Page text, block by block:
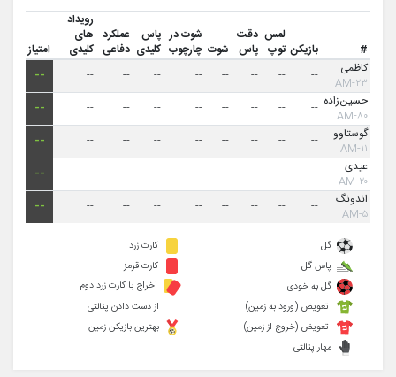
# بازیکن
لمس
توپ
دقت
پاس
شوت
شوت در
چارچوب
پاس
کلیدی
عملکرد
دفاعی
رویداد
های
کلیدی
امتیاز
کاظمی
۲۳-AM
--
--
--
--
--
--
--
--
--
حسین‌زاده
۸۰-AM
--
--
--
--
--
--
--
--
--
گوستاوو
۱۱-AM
--
--
--
--
--
--
--
--
--
عیدی
۲۰-AM
--
--
--
--
--
--
--
--
--
اندونگ
۵-AM
--
--
--
--
--
--
--
--
--
گل
پاس گل
گل به خودی
کارت زرد
کارت قرمز
اخراج با کارت زرد دوم
تعویض (ورود به زمین)
تعویض (خروج از زمین)
مهار پنالتی
از دست دادن پنالتی
بهترین بازیکن زمین